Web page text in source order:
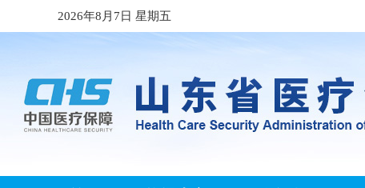
2026年8月7日 星期五